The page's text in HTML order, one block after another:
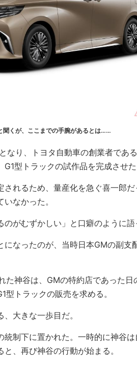
聞くが、ここまでの手腕があるとは……
り、トヨタ自動車の創業者であ
型トラックの試作品を完成させた
れるため、量産化を急ぐ喜一郎
なかった。
がむずかしい」と口癖のように語
なったのが、当時日本GMの副支
神谷は、GMの特約店であった日
トラックの販売を求める。
大きな一歩目だ。
制下に置かれた。一時的に神谷
、再び神谷の行動が始まる。